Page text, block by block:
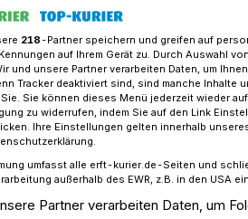
Erft und Gillbach: Bürgermeister
218-Partner speichern und greifen auf
auf Ihrem Gerät zu. Durch Auswahl
und unsere Partner verarbeiten Daten, um
Tracker deaktiviert sind, sind manche Inhalte
Sie können dieses Menü jederzeit wieder
zu widerrufen, indem Sie auf den Link
Ihre Einstellungen gelten innerhalb
umfasst alle erft-kurier.de-Seiten und
außerhalb des EWR, z.B. in den USA
Partner verarbeiten Daten, um